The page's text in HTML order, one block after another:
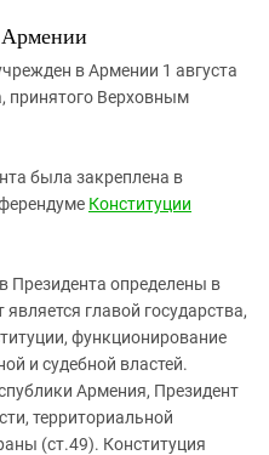
ЗА ПАЛЕСТИНУ
В ЧЕЧНЕ
АКТИВИСТОВ
Армении
в Армении 1 августа
принятого Верховным
была закреплена в
Конституции
Президента определены в
главой государства,
функционирование
и судебной властей.
Армения, Президент
территориальной
(ст.49). Конституция